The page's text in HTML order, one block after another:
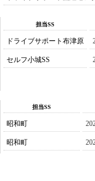
担当SS
ドライブサポート布津原
セルフ小城SS
担当SS
昭和町
昭和町